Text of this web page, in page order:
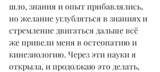
шло, знания и опыт прибавлялись,
но желание углубляться в знаниях и
стремление двигаться дальше всё
же привели меня в остеопатию и
кинезиологию. Через эти науки я
открыла, и продолжаю это делать,